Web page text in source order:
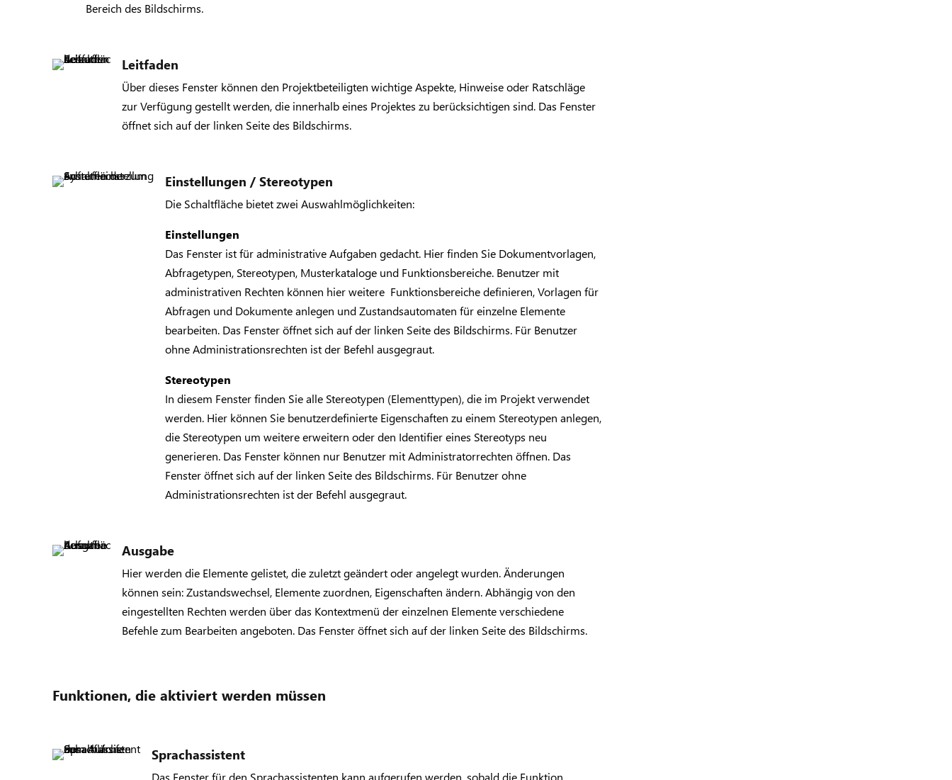
Bereich des Bildschirms.
Leitfaden
Über dieses Fenster können den Projektbeteiligten wichtige Aspekte, Hinweise oder Ratschläge
zur Verfügung gestellt werden, die innerhalb eines Projektes zu berücksichtigen sind. Das Fenster
öffnet sich auf der linken Seite des Bildschirms.
Einstellungen / Stereotypen
Die Schaltfläche bietet zwei Auswahlmöglichkeiten:
Einstellungen
Das Fenster ist für administrative Aufgaben gedacht. Hier finden Sie Dokumentvorlagen,
Abfragetypen, Stereotypen, Musterkataloge und Funktionsbereiche. Benutzer mit
administrativen Rechten können hier weitere Funktionsbereiche definieren, Vorlagen für
Abfragen und Dokumente anlegen und Zustandsautomaten für einzelne Elemente
bearbeiten. Das Fenster öffnet sich auf der linken Seite des Bildschirms. Für Benutzer
ohne Administrationsrechten ist der Befehl ausgegraut.
Stereotypen
In diesem Fenster finden Sie alle Stereotypen (Elementtypen), die im Projekt verwendet
werden. Hier können Sie benutzerdefinierte Eigenschaften zu einem Stereotypen anlegen,
die Stereotypen um weitere erweitern oder den Identifier eines Stereotyps neu
generieren. Das Fenster können nur Benutzer mit Administratorrechten öffnen. Das
Fenster öffnet sich auf der linken Seite des Bildschirms. Für Benutzer ohne
Administrationsrechten ist der Befehl ausgegraut.
Ausgabe
Hier werden die Elemente gelistet, die zuletzt geändert oder angelegt wurden. Änderungen
können sein: Zustandswechsel, Elemente zuordnen, Eigenschaften ändern. Abhängig von den
eingestellten Rechten werden über das Kontextmenü der einzelnen Elemente verschiedene
Befehle zum Bearbeiten angeboten. Das Fenster öffnet sich auf der linken Seite des Bildschirms.
Funktionen, die aktiviert werden müssen
Sprachassistent
Das Fenster für den Sprachassistenten kann aufgerufen werden, sobald die Funktion